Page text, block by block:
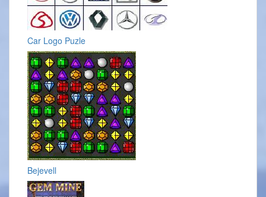
Car Logo Puzle
Bejevell